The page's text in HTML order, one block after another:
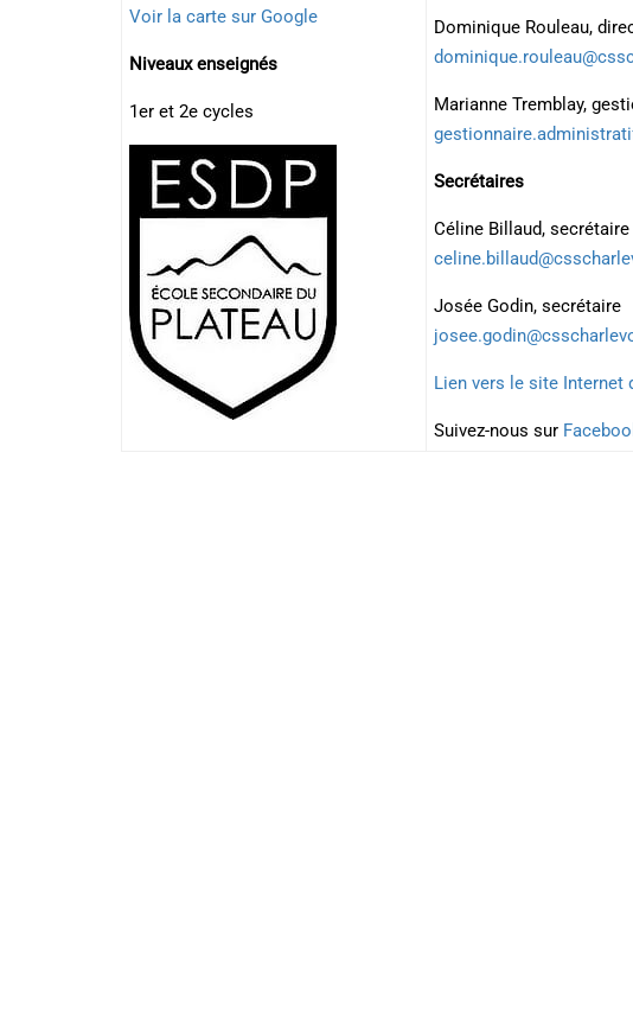
Voir la carte sur Google
Niveaux enseignés
1er et 2e cycles
Dominique Rouleau,
Marianne Tremblay,
Secrétaires
Céline Billaud, secrétaire
Josée Godin, secrétaire
Lien vers le site Internet
Suivez-nous sur